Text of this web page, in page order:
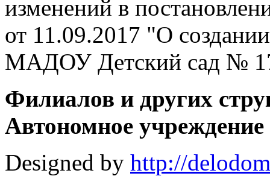
изменений в
от 11.09.2017 "О
МАДОУ Детский сад №
Филиалов и других
Автономное учреждение
Designed by http://